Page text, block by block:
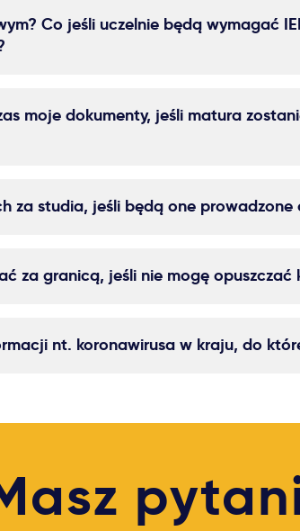
Co jeśli uczelnie będą wymagać
moje dokumenty, jeśli matura
za studia, jeśli będą one prowadzone
za granicą, jeśli nie mogę opuszczać
nt. koronawirusa w kraju, do